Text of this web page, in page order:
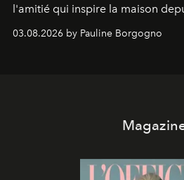
l'amitié qui inspire la maison
03.08.2026 by Pauline Borgogno